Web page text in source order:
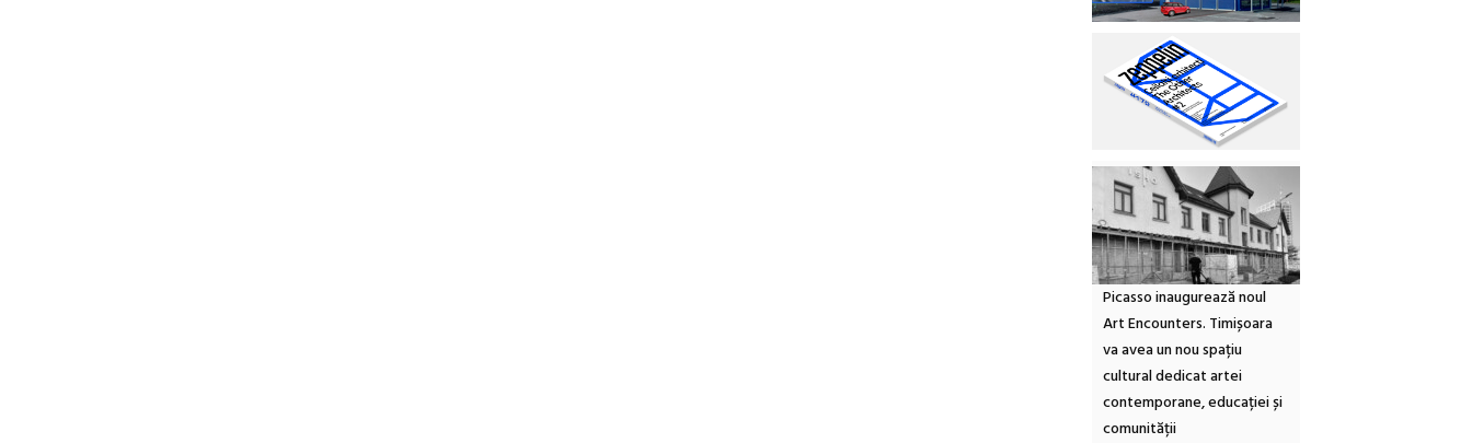
Picasso inaugurează noul
Art Encounters. Timișoara
va avea un nou spațiu
cultural dedicat artei
contemporane, educației și
comunității